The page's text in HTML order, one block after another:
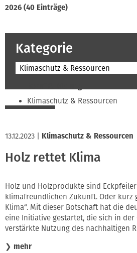
2026 (40 Einträge)
Kategorie
Klimaschutz & Ressourcen
Klimaschutz & Ressourcen
Soziales & Tarifpolitik
Interviews
Innung
13.12.2023 Klimaschutz & Ressourcen
Holz rettet Klima
Holz und Holzprodukte sind
klimafreundlichen Zukunft. Oder kurz
Klima“. Mit dieser Botschaft hat die
eine Initiative gestartet, die sich in
verstärkte Nutzung des nachhaltigen
❯ mehr